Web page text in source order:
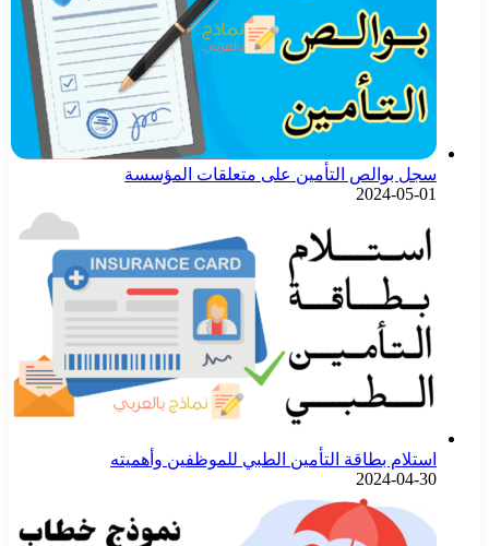
سجل بوالص التأمين على متعلقات المؤسسة
2024-05-01
استلام بطاقة التأمين الطبي للموظفين وأهميته
2024-04-30